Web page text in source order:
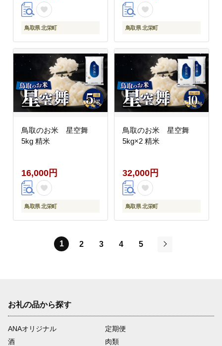
鳥取県 北栄町 鳥取県 北栄町
鳥取のお米 星空舞
5kg 精米
16,000円
鳥取県 北栄町
鳥取のお米 星空舞
5kg×2 精米
32,000円
鳥取県 北栄町
1 2 3 4
5
お礼の品から探す
ANAオリジナル
定期便
酒
肉類